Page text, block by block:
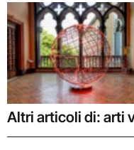
Altri articoli di: arti